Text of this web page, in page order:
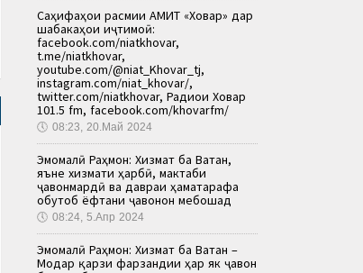
Саҳифаҳои расмии АМИТ «Ховар» дар
шабакаҳои иҷтимоӣ:
facebook.com/niatkhovar,
t.me/niatkhovar,
youtube.com/@niat_Khovar_tj,
instagram.com/niat_khovar/,
twitter.com/niatkhovar, Радиои Ховар
101.5 fm, facebook.com/khovarfm/
🕔 08:23, 20.Май 2024
Эмомалӣ Раҳмон: Хизмат ба Ватан,
яъне хизмати ҳарбӣ, мактаби
ҷавонмардӣ ва давраи ҳаматарафа
обутоб ёфтани ҷавонон мебошад
🕔 08:24, 5.Апр 2024
Эмомалӣ Раҳмон: Хизмат ба Ватан –
Модар қарзи фарзандии ҳар як ҷавон